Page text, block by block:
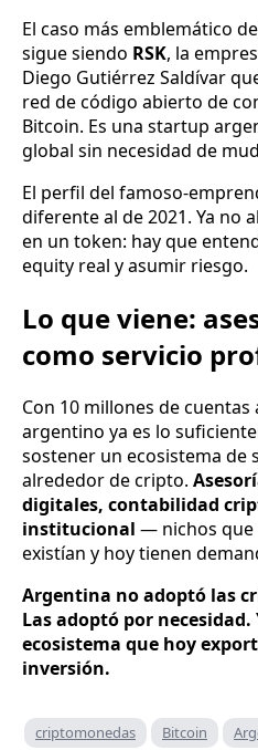
El caso más emblemático
sigue siendo RSK, la
Diego Gutiérrez Saldívar
red de código abierto de
Bitcoin. Es una startup
global sin necesidad de
El perfil del famoso-
diferente al de 2021. Ya no
en un token: hay que
equity real y asumir riesgo.
Lo que viene:
como servicio
Con 10 millones de cuentas
argentino ya es lo
sostener un ecosistema de
alrededor de cripto.
digitales, contabilidad
institucional — nichos que
existían y hoy tienen
Argentina no adoptó las
Las adoptó por necesidad.
ecosistema que hoy
inversión.
criptomonedas Bitcoin